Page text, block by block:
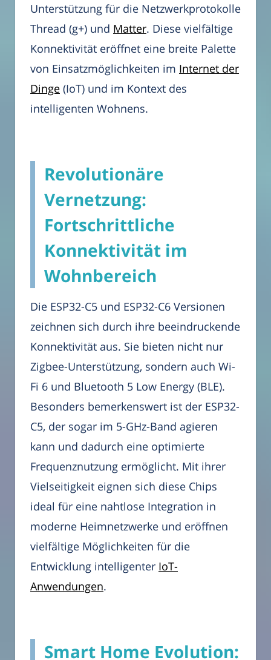
Unterstützung für die Netzwerkprotokolle
Thread (g+) und Matter. Diese vielfältige
Konnektivität eröffnet eine breite Palette
von Einsatzmöglichkeiten im Internet der
Dinge (IoT) und im Kontext des
intelligenten Wohnens.
Revolutionäre
Vernetzung:
Fortschrittliche
Konnektivität im
Wohnbereich
Die ESP32-C5 und ESP32-C6 Versionen
zeichnen sich durch ihre beeindruckende
Konnektivität aus. Sie bieten nicht nur
Zigbee-Unterstützung, sondern auch Wi-
Fi 6 und Bluetooth 5 Low Energy (BLE).
Besonders bemerkenswert ist der ESP32-
C5, der sogar im 5-GHz-Band agieren
kann und dadurch eine optimierte
Frequenznutzung ermöglicht. Mit ihrer
Vielseitigkeit eignen sich diese Chips
ideal für eine nahtlose Integration in
moderne Heimnetzwerke und eröffnen
vielfältige Möglichkeiten für die
Entwicklung intelligenter IoT-
Anwendungen.
Smart Home Evolution: